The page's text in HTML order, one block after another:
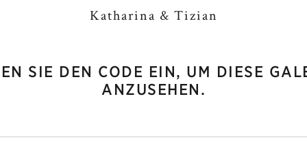
Katharina & Tizian
SIE DEN CODE EIN, UM DIESE
ANZUSEHEN.